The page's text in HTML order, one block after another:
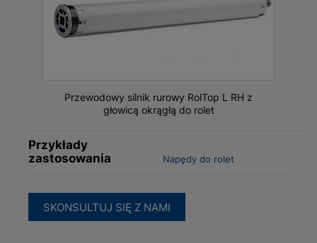
Przewodowy silnik rurowy RolTop L RH z
głowicą okrągłą do rolet
Przykłady
zastosowania
Napędy do rolet
SKONSULTUJ SIĘ Z NAMI